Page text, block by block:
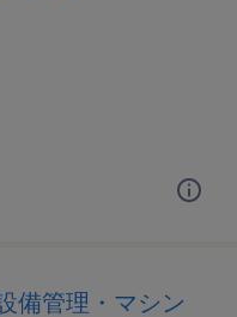
備管理・マシン